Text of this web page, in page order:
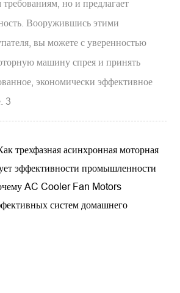
но и предлагает
Вооружившись этими
вы можете с уверенностью
машину спрея и принять
экономически эффективное
3
асинхронная моторная
эффективности промышленности
AC Cooler Fan Motors
систем домашнего